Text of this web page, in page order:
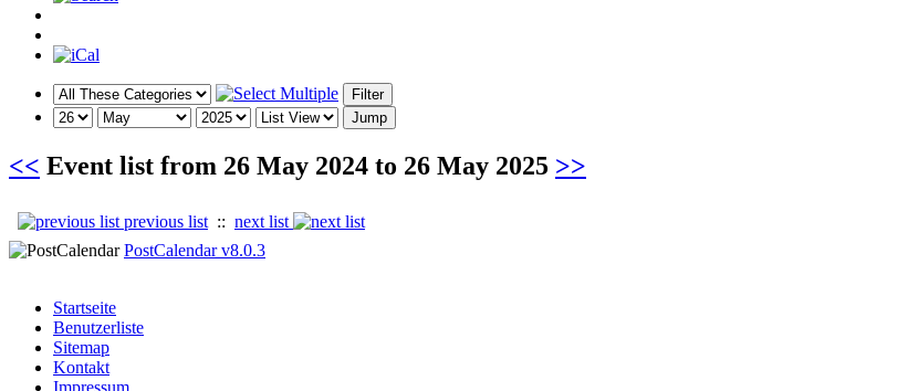
<< Event list from 26 May 2024 to 26 May 2025 >>
previous list :: next list
PostCalendar v8.0.3
Startseite
Benutzerliste
Sitemap
Kontakt
Impressum